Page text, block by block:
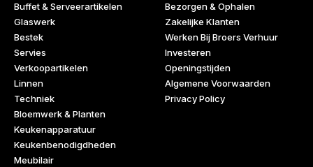
Buffet & Serveerartikelen
Glaswerk
Bestek
Servies
Verkoopartikelen
Linnen
Techniek
Bloemwerk & Planten
Keukenapparatuur
Keukenbenodigdheden
Meubilair
Bezorgen & Ophalen
Zakelijke Klanten
Werken Bij Broers Verhuur
Investeren
Openingstijden
Algemene Voorwaarden
Privacy Policy